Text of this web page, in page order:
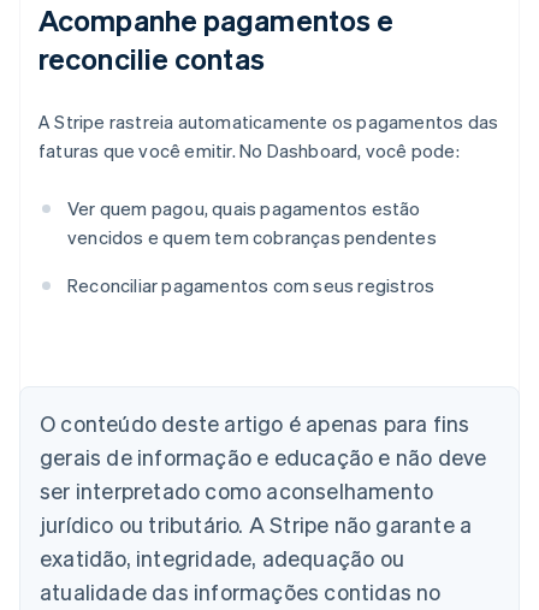
Acompanhe pagamentos e
reconcilie contas
A Stripe rastreia automaticamente os pagamentos das
faturas que você emitir. No Dashboard, você pode:
Ver quem pagou, quais pagamentos estão
vencidos e quem tem cobranças pendentes
Reconciliar pagamentos com seus registros
O conteúdo deste artigo é apenas para fins
gerais de informação e educação e não deve
ser interpretado como aconselhamento
jurídico ou tributário. A Stripe não garante a
exatidão, integridade, adequação ou
atualidade das informações contidas no
Austrália
English
Áustria
DeutschEnglish
Bélgica
Brasil
PortuguêsEnglish
Bulgária